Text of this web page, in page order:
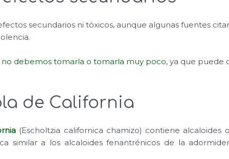
secundarios ni tóxicos, aunque algunas fuentes
no debemos tomarla o tomarla muy poco, ya que puede
de California
(Escholtzia californica chamizo) contiene alcaloides
similar a los alcaloides fenantrénicos de la